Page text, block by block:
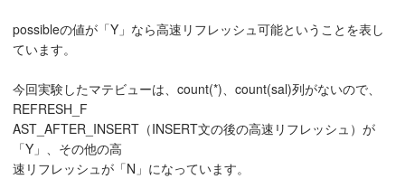
possibleの値が「Y」なら高速リフレッシュ可能ということを表し
ています。
今回実験したマテビューは、count(*)、count(sal)列がないので、
REFRESH_F
AST_AFTER_INSERT（INSERT文の後の高速リフレッシュ）が
「Y」、その他の高
速リフレッシュが「N」になっています。